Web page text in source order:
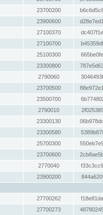
23700200
23900600
27100370
27100700
25100300
23300800
2790060
23700500
23500700
2790010
23300130
23300580
25700300
23700600
2770040
23900200
27700262
27700273